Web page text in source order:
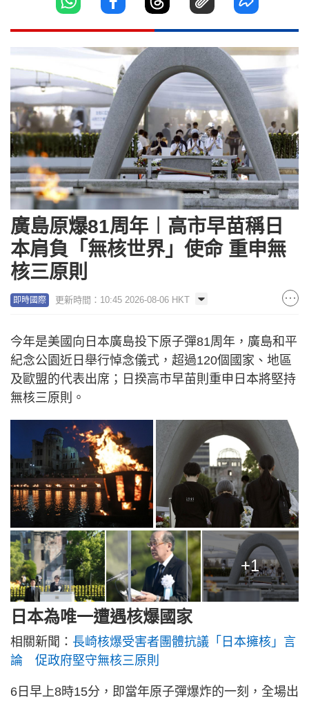
廣島原爆81周年︱高市早苗稱日
本肩負「無核世界」使命 重申無
核三原則
即時國際 更新時間：10:45 2026-08-06 HKT
今年是美國向日本廣島投下原子彈81周年，廣島和平
紀念公園近日舉行悼念儀式，超過120個國家、地區
及歐盟的代表出席；日揆高市早苗則重申日本將堅持
無核三原則。
+1
日本為唯一遭遇核爆國家
相關新聞： 長崎核爆受害者團體抗議「日本擁核」言
論 促政府堅守無核三原則
6日早上8時15分，即當年原子彈爆炸的一刻，全場出